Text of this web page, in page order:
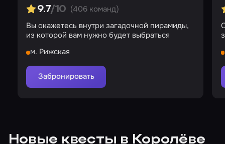
9.7/10 (406 команд)
Вы окажетесь внутри загадочной пирамиды,
из которой вам нужно будет выбраться
м. Рижская
Забронировать
Новые квесты в Королёве